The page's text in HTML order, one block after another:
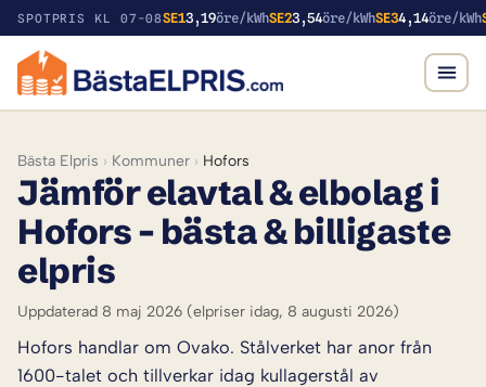
SPOTPRIS KL 07-08SE13,19öre/kWhSE23,54öre/kWhSE34,14öre/kWh
Bästa Elpris › Kommuner › Hofors
Jämför elavtal & elbolag i
Hofors – bästa & billigaste
elpris
Uppdaterad 8 maj 2026 (elpriser idag, 8 augusti 2026)
Hofors handlar om Ovako. Stålverket har anor från
1600-talet och tillverkar idag kullagerstål av